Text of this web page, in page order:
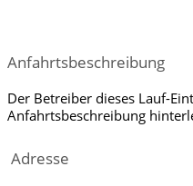
Anfahrtsbeschreibung
Der Betreiber dieses Lauf-
Anfahrtsbeschreibung
Adresse